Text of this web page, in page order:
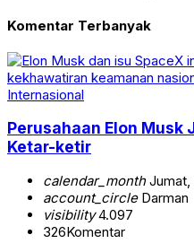
Komentar Terbanyak
Internasional
Perusahaan Elon Musk
Ketar-ketir
calendar_monthJumat,
account_circleDarman
visibility4.097
326Komentar